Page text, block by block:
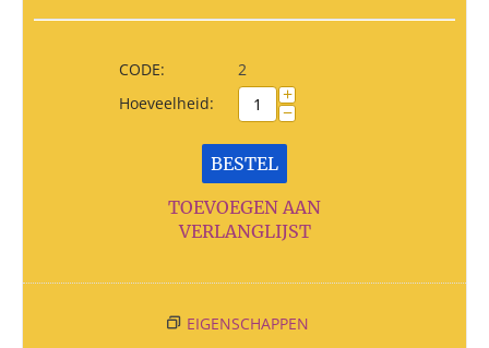
CODE:
2
Hoeveelheid:
+
−
BESTEL
TOEVOEGEN AAN
VERLANGLIJST
EIGENSCHAPPEN